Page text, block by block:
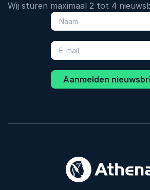
Wij sturen maximaal 2 tot 4
Aanmelden